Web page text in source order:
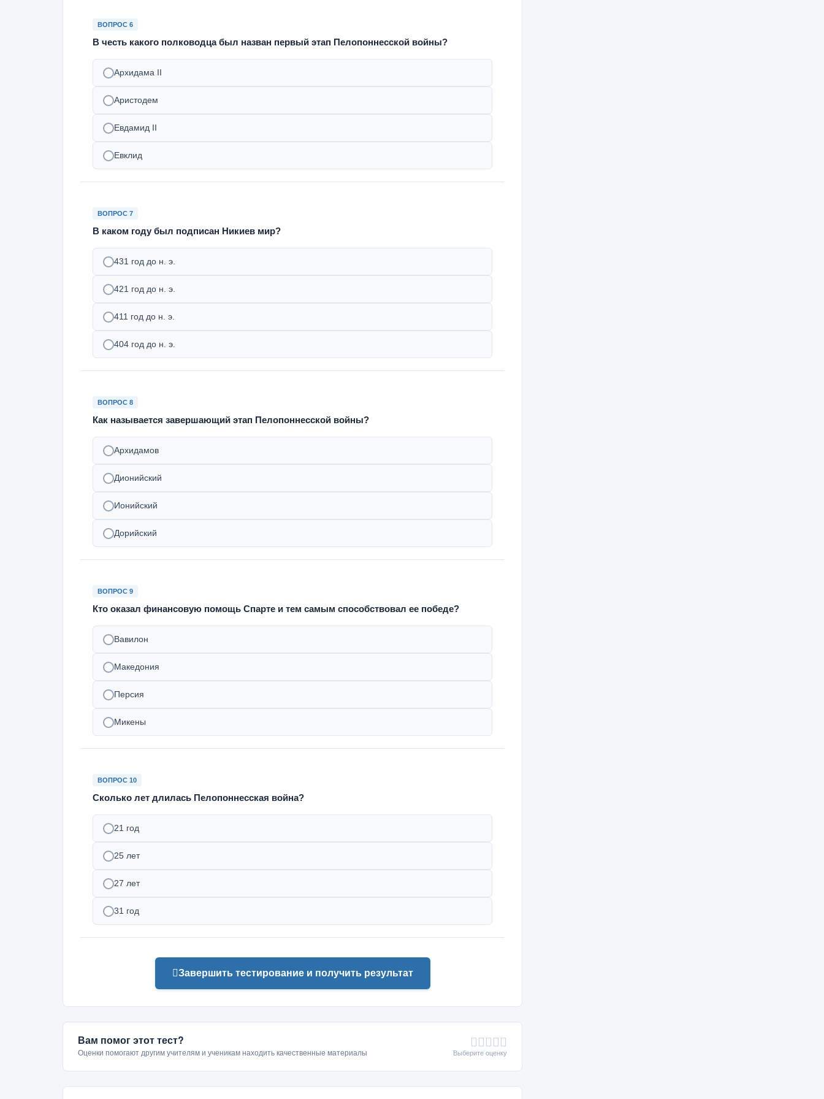
ВОПРОС 6
В честь какого полководца был назван первый этап Пелопоннесской войны?
Архидама II
Аристодем
Евдамид II
Евклид
ВОПРОС 7
В каком году был подписан Никиев мир?
431 год до н. э.
421 год до н. э.
411 год до н. э.
404 год до н. э.
ВОПРОС 8
Как называется завершающий этап Пелопоннесской войны?
Архидамов
Дионийский
Ионийский
Дорийский
ВОПРОС 9
Кто оказал финансовую помощь Спарте и тем самым способствовал ее победе?
Вавилон
Македония
Персия
Микены
ВОПРОС 10
Сколько лет длилась Пелопоннесская война?
21 год
25 лет
27 лет
31 год
Завершить тестирование и получить результат
Вам помог этот тест?
Оценки помогают другим учителям и ученикам находить качественные материалы Выберите оценку